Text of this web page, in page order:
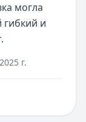
могла
гибкий и
г.